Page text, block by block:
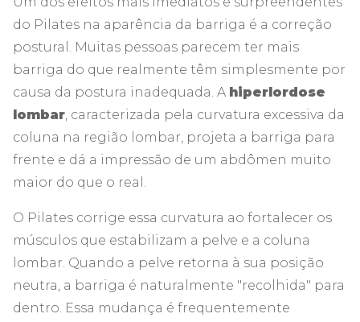
do Pilates na aparência da barriga é a correção
postural. Muitas pessoas parecem ter mais
barriga do que realmente têm simplesmente por
causa da postura inadequada. A hiperlordose
lombar, caracterizada pela curvatura excessiva da
coluna na região lombar, projeta a barriga para
frente e dá a impressão de um abdômen muito
maior do que o real.
O Pilates corrige essa curvatura ao fortalecer os
músculos que estabilizam a pelve e a coluna
lombar. Quando a pelve retorna à sua posição
neutra, a barriga é naturalmente "recolhida" para
dentro. Essa mudança é frequentemente